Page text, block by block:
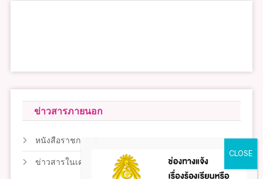
ข่าวสารภายนอก
หนังสือราชการ สถ.
ข่าวสารในเครือข่าย